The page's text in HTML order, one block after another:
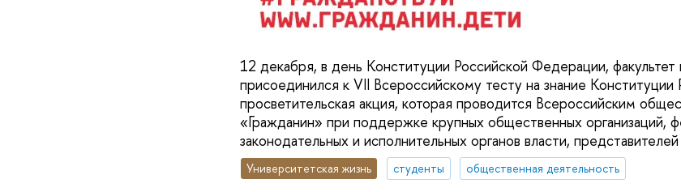
12 декабря, в день Конституции Российской Федерации,
присоединился к VII Всероссийскому тесту на знание
просветительская акция, которая проводится Всероссийским
«Гражданин» при поддержке крупных общественных организаций,
законодательных и исполнительных органов власти,
Университетская жизнь студенты общественная деятельность